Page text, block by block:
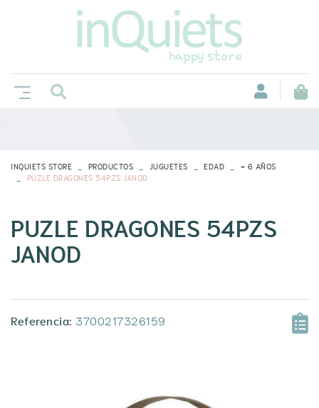
INQUIETS STORE PRODUCTOS JUGUETES EDAD
+ 6 AÑOS
PUZLE DRAGONES 54PZS JANOD
PUZLE DRAGONES 54PZS
JANOD
Referencia: 3700217326159